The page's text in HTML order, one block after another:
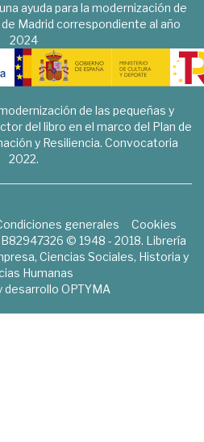
ayuda para la modernización de
Madrid correspondiente al año
2024
de las pequeñas y
del libro en el marco del Plan de
y Resiliencia. Convocatoria
2022.
generales
Cookies
© 1948 - 2018. Librería
Ciencias Sociales, Historia y
Humanas
desarrollo OPTYMA